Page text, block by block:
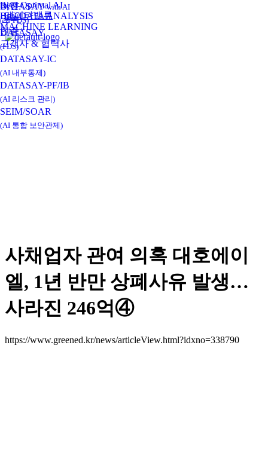
데이타밸류
비전
연혁
인증
고객사 & 협력사
DATASAYwith AI
(AI-FDS)
DATASAY
(FDS)
DATASAY-IC
(AI 내부통제)
DATASAY-PF/IB
(AI 리스크 관리)
SEIM/SOAR
(AI 통합 보안관제)
Real-Optimal AI
BIG DATA ANALYSIS
MACHINE LEARNING
사채업자 관여 의혹 대호에이
엘, 1년 반만 상폐사유 발생…
사라진 246억④
https://www.greened.kr/news/articleView.html?idxno=338790